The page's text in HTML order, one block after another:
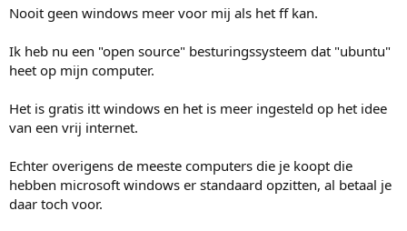
Nooit geen windows meer voor mij als het ff kan.
Ik heb nu een "open source" besturingssysteem dat "ubuntu"
heet op mijn computer.
Het is gratis itt windows en het is meer ingesteld op het idee
van een vrij internet.
Echter overigens de meeste computers die je koopt die
hebben microsoft windows er standaard opzitten, al betaal je
daar toch voor.